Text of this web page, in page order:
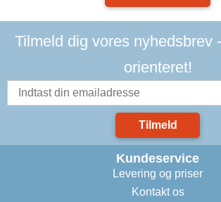
Tilmeld dig vores nyhedsbrev
orienteret!
Tilmeld
Kundeservice
Levering og priser
Kontakt os